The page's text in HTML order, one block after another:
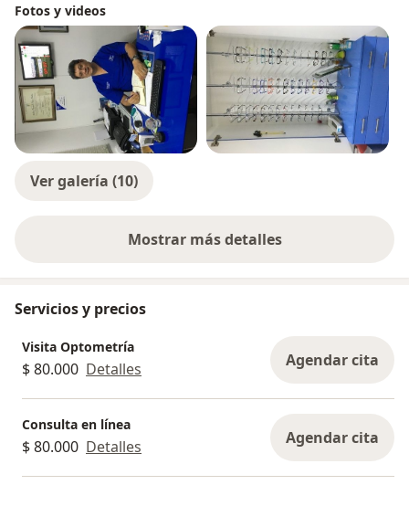
Fotos y videos
Ver galería (10)
Mostrar más detalles
sobre la experiencia
Servicios y precios
Visita Optometría
$ 80.000 Detalles Agendar cita
Consulta en línea
$ 80.000 Detalles Agendar cita